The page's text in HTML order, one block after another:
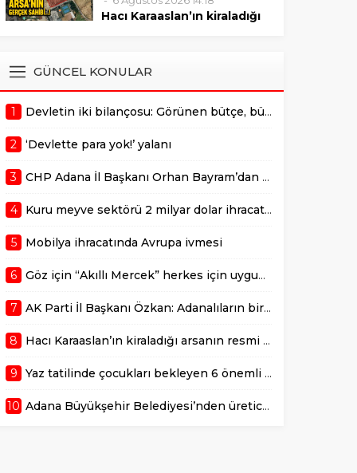
sonrasında verilmelidir."
Mustafa Özkan, Çukurova’da
dair usulsüzlük şüphelerini
gündeme taşıdı. Özkan,
sürecin takipçisi olduklarını
Hacı Karaaslan’ın kiraladığı
ADANA –
geçtiğimiz günlerde
Adana Büyükşehir
bölgesindeki yaklaşık 7,5
kiralanmasına ilişkin yeni
söz konusu...
GÜNCEL KONULAR
1 Devletin iki bilançosu: Görünen bütçe, bütçe dışı riskler ve hazineyi bekleyen yük
2 ‘Devlette para yok!’ yalanı
3 CHP Adana İl Başkanı Orhan Bayram’dan AK Parti İl Başkanı Mustafa Özkan’a cevap!
4 Kuru meyve sektörü 2 milyar dolar ihracat hedefi için Ankara’dan destek istedi
5 Mobilya ihracatında Avrupa ivmesi
6 Göz için “Akıllı Mercek” herkes için uygun mu?
7 AK Parti İl Başkanı Özkan: Adanalıların bir metrekare malını kimseye yedirmeyiz!
8 Hacı Karaaslan’ın kiraladığı arsanın resmi kiracısı bakın kim çıktı!
9 Yaz tatilinde çocukları bekleyen 6 önemli sağlık riski!
10 Adana Büyükşehir Belediyesi’nden üreticiye 168 adet süt sağım makinesi